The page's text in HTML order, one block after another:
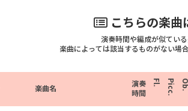
こちらの楽曲
演奏時間や編成が似てい
楽曲によっては該当するものがない場
楽曲名
演奏
時間
Fl. Picc. Ob.